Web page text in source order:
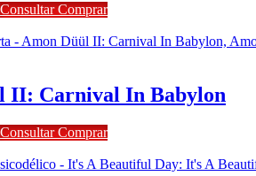
Consultar Comprar
II: Carnival In Babylon
Consultar Comprar